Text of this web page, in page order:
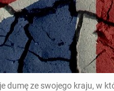
dumę ze swojego kraju, w